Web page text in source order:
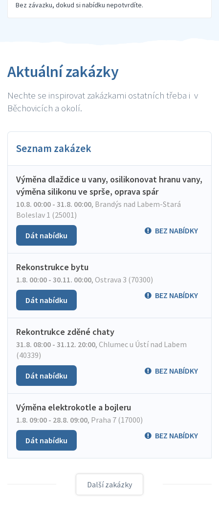
Bez závazku, dokud si nabídku nepotvrdíte.
Aktuální zakázky
Nechte se inspirovat zakázkami ostatních třeba i v
Běchovicích a okolí.
Seznam zakázek
Výměna dlaždice u vany, osilikonovat hranu vany,
výměna silikonu ve sprše, oprava spár
10.8. 00:00 - 31.8. 00:00, Brandýs nad Labem-Stará
Boleslav 1 (25001)
BEZ NABÍDKY
Dát nabídku
Rekonstrukce bytu
1.8. 00:00 - 30.11. 00:00, Ostrava 3 (70300)
BEZ NABÍDKY
Dát nabídku
Rekontrukce zděné chaty
31.8. 08:00 - 31.12. 20:00, Chlumec u Ústí nad Labem
(40339)
BEZ NABÍDKY
Dát nabídku
Výměna elektrokotle a bojleru
1.8. 09:00 - 28.8. 09:00, Praha 7 (17000)
BEZ NABÍDKY
Dát nabídku
Další zakázky